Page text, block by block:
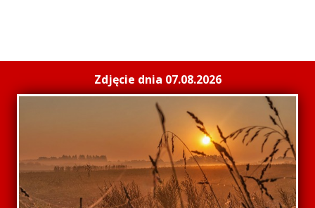
Zdjęcie dnia 07.08.2026